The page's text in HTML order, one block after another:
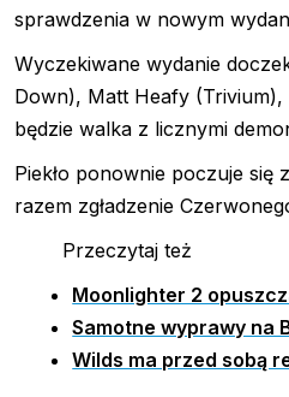
sprawdzenia w nowym
Wyczekiwane wydanie
Down), Matt Heafy
będzie walka z licznymi
Piekło ponownie poczuje
razem zgładzenie
Przeczytaj też
Moonlighter 2
Samotne wyprawy na
Wilds ma przed sobą